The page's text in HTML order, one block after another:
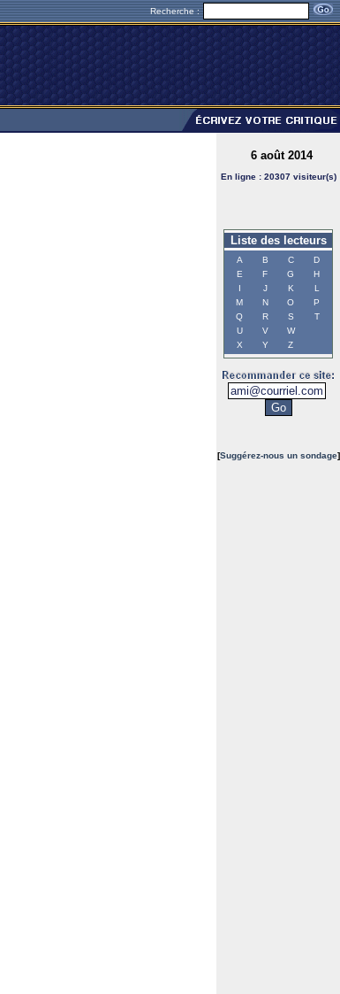
Recherche :
6 août 2014
En ligne : 20307 visiteur(s)
Liste des lecteurs
A B C
D
E
F G
H
I
J K
L
M
N O
P
Q
R S
T
U
V
W
X
Y Z
[Suggérez-nous un sondage]